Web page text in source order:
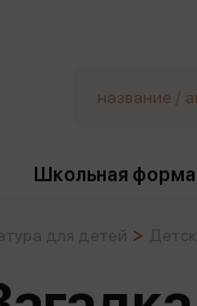
Школьная форма